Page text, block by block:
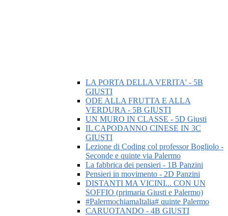
LA PORTA DELLA VERITA' - 5B
GIUSTI
ODE ALLA FRUTTA E ALLA
VERDURA - 5B GIUSTI
UN MURO IN CLASSE - 5D Giusti
IL CAPODANNO CINESE IN 3C
GIUSTI
Lezione di Coding col professor Bogliolo -
Seconde e quinte via Palermo
La fabbrica dei pensieri - 1B Panzini
Pensieri in movimento - 2D Panzini
DISTANTI MA VICINI... CON UN
SOFFIO (primaria Giusti e Palermo)
#PalermochiamaItalia# quinte Palermo
CARUOTANDO - 4B GIUSTI